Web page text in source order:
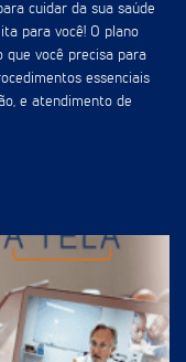
cuidar da sua saúde
para você! O plano
que você precisa para
essenciais
e atendimento de